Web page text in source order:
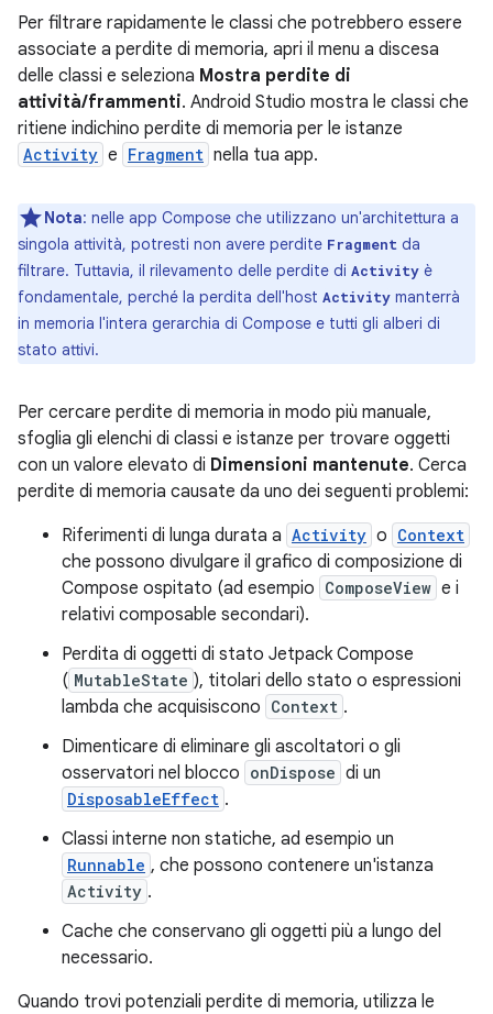
Per filtrare rapidamente le classi che potrebbero essere
associate a perdite di memoria, apri il menu a discesa
delle classi e seleziona Mostra perdite di
attività/frammenti. Android Studio mostra le classi che
ritiene indichino perdite di memoria per le istanze
Activity e Fragment nella tua app.
Nota: nelle app Compose che utilizzano un'architettura a
singola attività, potresti non avere perdite Fragment da
filtrare. Tuttavia, il rilevamento delle perdite di Activity è
fondamentale, perché la perdita dell'host Activity manterrà
in memoria l'intera gerarchia di Compose e tutti gli alberi di
stato attivi.
Per cercare perdite di memoria in modo più manuale,
sfoglia gli elenchi di classi e istanze per trovare oggetti
con un valore elevato di Dimensioni mantenute. Cerca
perdite di memoria causate da uno dei seguenti problemi:
Riferimenti di lunga durata a Activity o Context
che possono divulgare il grafico di composizione di
Compose ospitato (ad esempio ComposeView e i
relativi composable secondari).
Perdita di oggetti di stato Jetpack Compose
( MutableState ), titolari dello stato o espressioni
lambda che acquisiscono Context .
Dimenticare di eliminare gli ascoltatori o gli
osservatori nel blocco onDispose di un
DisposableEffect .
Classi interne non statiche, ad esempio un
Runnable , che possono contenere un'istanza
Activity .
Cache che conservano gli oggetti più a lungo del
necessario.
Quando trovi potenziali perdite di memoria, utilizza le